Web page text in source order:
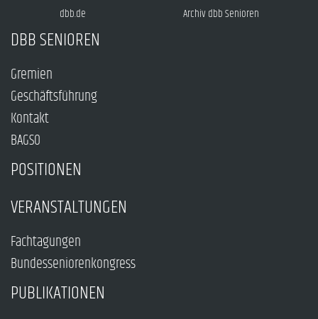
dbb.de Archiv dbb Senioren
DBB SENIOREN
Gremien
Geschäftsführung
Kontakt
BAGSO
POSITIONEN
VERANSTALTUNGEN
Fachtagungen
Bundesseniorenkongress
PUBLIKATIONEN